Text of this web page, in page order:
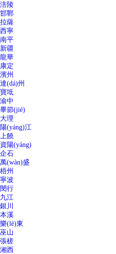
涪陵
邯鄲
拉薩
西寧
南平
新疆
龍華
康定
濱州
達(dá)州
寶坻
渝中
畢節(jié)
大理
陽(yáng)江
上饒
資陽(yáng)
企石
萬(wàn)盛
梧州
寧波
閔行
九江
銀川
本溪
樂(lè)東
巫山
張槎
湘西